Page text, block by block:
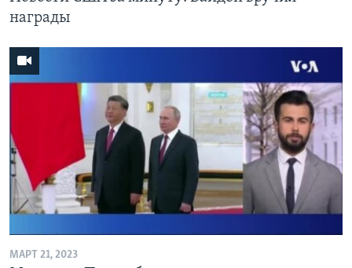
награды
МАРТ 21, 2023